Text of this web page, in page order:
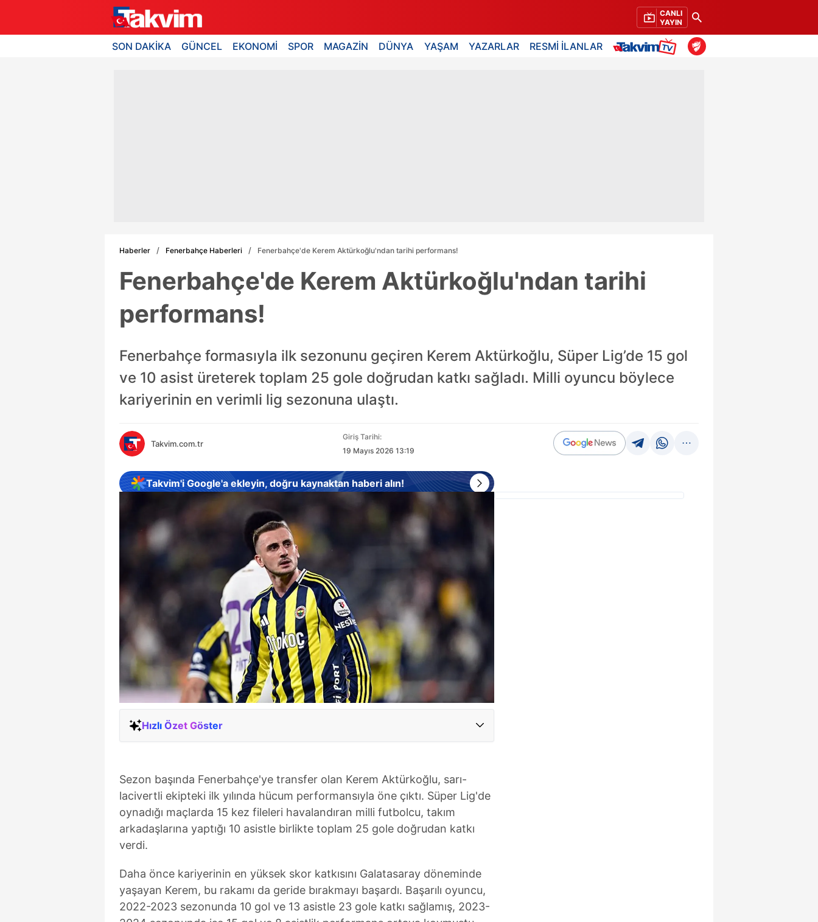
CANLI
YAYIN
SON DAKİKA GÜNCEL EKONOMİ SPOR MAGAZİN DÜNYA YAŞAM YAZARLAR RESMİ İLANLAR
Haberler Fenerbahçe Haberleri Fenerbahçe'de Kerem Aktürkoğlu'ndan tarihi performans!
Fenerbahçe'de Kerem Aktürkoğlu'ndan tarihi
performans!
Fenerbahçe formasıyla ilk sezonunu geçiren Kerem Aktürkoğlu, Süper Lig’de 15 gol
ve 10 asist üreterek toplam 25 gole doğrudan katkı sağladı. Milli oyuncu böylece
kariyerinin en verimli lig sezonuna ulaştı.
Takvim.com.tr
Giriş Tarihi:
19 Mayıs 2026 13:19
Takvim'i Google'a ekleyin, doğru kaynaktan haberi alın!
Hızlı Özet Göster
Sezon başında Fenerbahçe'ye transfer olan Kerem Aktürkoğlu, sarı-
lacivertli ekipteki ilk yılında hücum performansıyla öne çıktı. Süper Lig'de
oynadığı maçlarda 15 kez fileleri havalandıran milli futbolcu, takım
arkadaşlarına yaptığı 10 asistle birlikte toplam 25 gole doğrudan katkı
verdi.
Daha önce kariyerinin en yüksek skor katkısını Galatasaray döneminde
yaşayan Kerem, bu rakamı da geride bırakmayı başardı. Başarılı oyuncu,
2022-2023 sezonunda 10 gol ve 13 asistle 23 gole katkı sağlamış, 2023-